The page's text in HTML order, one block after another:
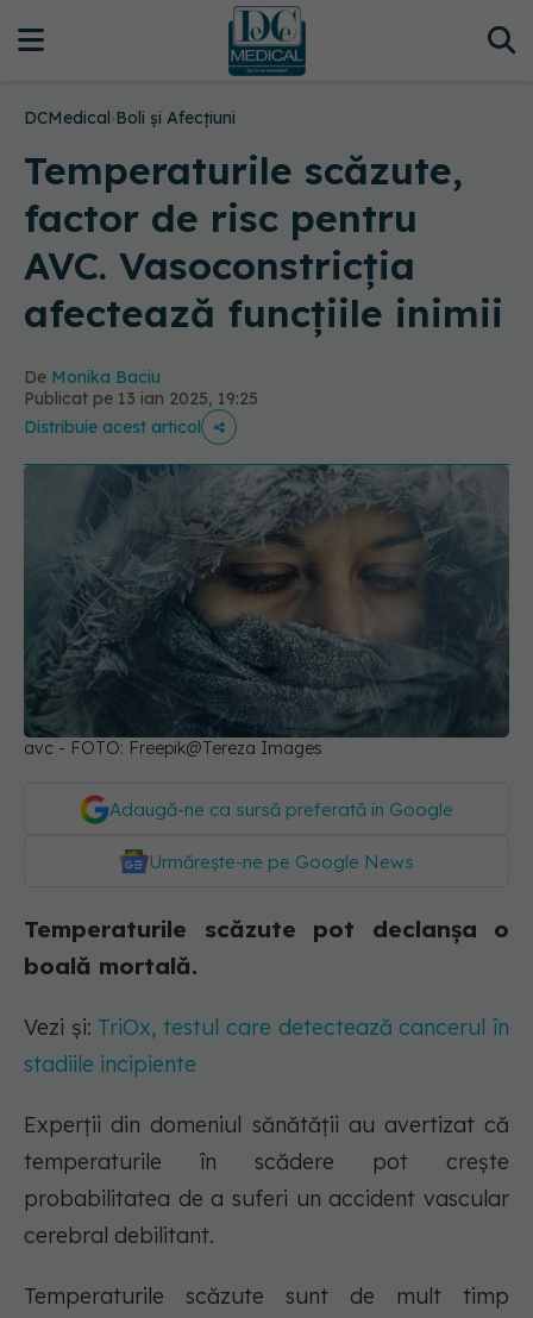
DCMedical›Boli și Afecțiuni
Temperaturile scăzute,
factor de risc pentru
AVC. Vasoconstricția
afectează funcțiile inimii
De Monika Baciu
Publicat pe 13 ian 2025, 19:25
Distribuie acest articol
avc - FOTO: Freepik@Tereza Images
Adaugă-ne ca sursă preferată în Google
Urmărește-ne pe Google News
Temperaturile scăzute pot declanșa o
boală mortală.
Vezi și: TriOx, testul care detectează cancerul în
stadiile incipiente
Experții din domeniul sănătății au avertizat că
temperaturile în scădere pot crește
probabilitatea de a suferi un accident vascular
cerebral debilitant.
Temperaturile scăzute sunt de mult timp